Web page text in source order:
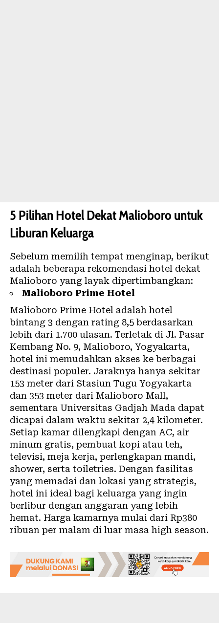
5 Pilihan Hotel Dekat Malioboro untuk
Liburan Keluarga
Sebelum memilih tempat menginap, berikut
adalah beberapa rekomendasi hotel dekat
Malioboro yang layak dipertimbangkan:
Malioboro Prime Hotel
Malioboro Prime Hotel adalah hotel
bintang 3 dengan rating 8,5 berdasarkan
lebih dari 1.700 ulasan. Terletak di Jl. Pasar
Kembang No. 9, Malioboro, Yogyakarta,
hotel ini memudahkan akses ke berbagai
destinasi populer. Jaraknya hanya sekitar
153 meter dari Stasiun Tugu Yogyakarta
dan 353 meter dari Malioboro Mall,
sementara Universitas Gadjah Mada dapat
dicapai dalam waktu sekitar 2,4 kilometer.
Setiap kamar dilengkapi dengan AC, air
minum gratis, pembuat kopi atau teh,
televisi, meja kerja, perlengkapan mandi,
shower, serta toiletries. Dengan fasilitas
yang memadai dan lokasi yang strategis,
hotel ini ideal bagi keluarga yang ingin
berlibur dengan anggaran yang lebih
hemat. Harga kamarnya mulai dari Rp380
ribuan per malam di luar masa high season.